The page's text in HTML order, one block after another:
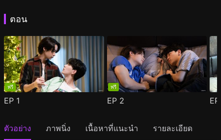
ตอน
ฟรี
EP 1
ฟรี
EP 2
ตัวอย่าง ภาพนิ่ง เนื้อหาที่แนะนำ รายละเอียด